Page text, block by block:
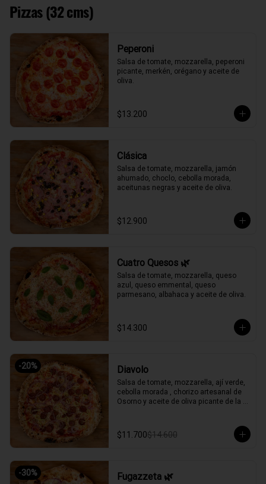
Pizzas (32 cms)
Peperoni
Salsa de tomate, mozzarella, peperoni
picante, merkén, orégano y aceite de
oliva.
$13.200
Clásica
Salsa de tomate, mozzarella, jamón
ahumado, choclo, cebolla morada,
aceitunas negras y aceite de oliva.
$12.900
Cuatro Quesos 🌿
Salsa de tomate, mozzarella, queso
azul, queso emmental, queso
parmesano, albahaca y aceite de oliva.
$14.300
-20% Diavolo
Salsa de tomate, mozzarella, ají verde,
cebolla morada , chorizo artesanal de
Osorno y aceite de oliva picante de la
$11.700$14.600
-30% Fugazzeta 🌿